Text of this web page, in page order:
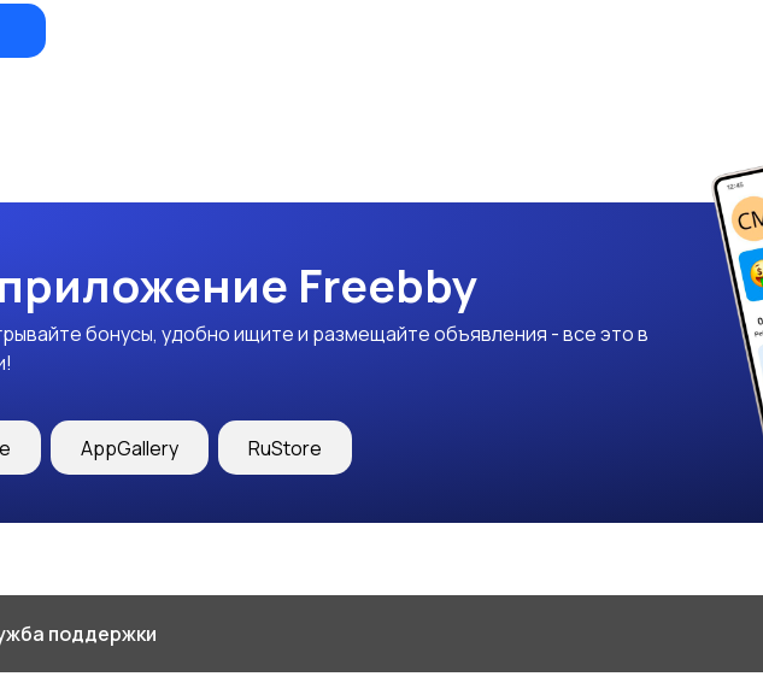
Freebby
бонусы, удобно ищите и размещайте объявления - все это в
AppGallery RuStore
поддержки